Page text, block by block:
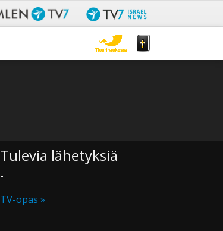
Tulevia lähetyksiä
-
TV-opas »